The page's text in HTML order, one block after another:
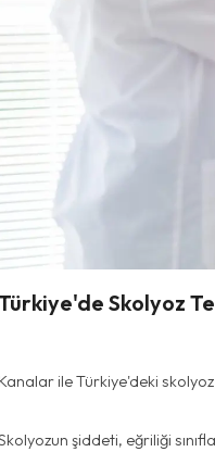
Skolyoz
Kanalar ile Türkiye'deki
şiddeti, eğriliği